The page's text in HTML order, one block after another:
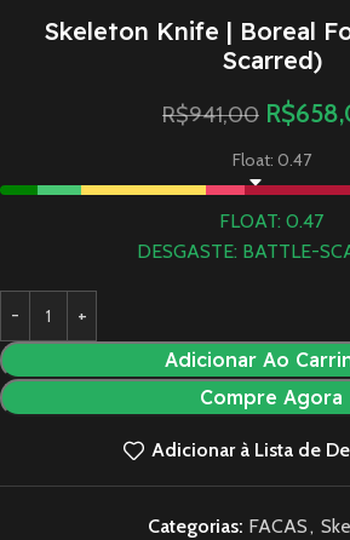
Skeleton Knife | Boreal
Scarred)
R$941,00 R$
Float: 0.47
FLOAT: 0.47
DESGASTE: BATTLE-
Adicionar Ao
Compre Agora
Adicionar à Lista de
Categorias: FACAS,